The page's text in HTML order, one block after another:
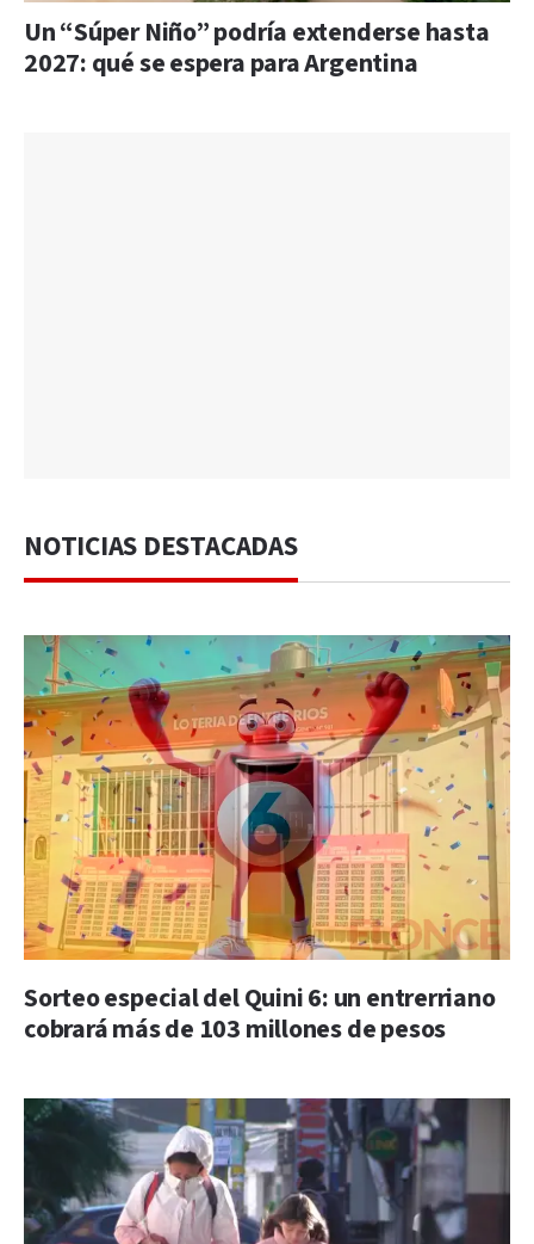
Un “Súper Niño” podría extenderse hasta
2027: qué se espera para Argentina
NOTICIAS DESTACADAS
Sorteo especial del Quini 6: un entrerriano
cobrará más de 103 millones de pesos